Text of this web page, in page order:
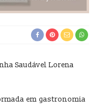
Saudável Lorena
em gastronomia